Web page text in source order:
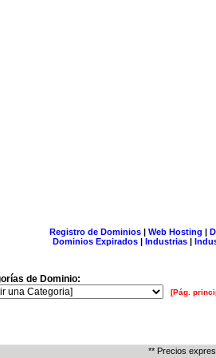
Registro de Dominios| Web Hosting |
Dominios Expirados | Industrias |
de Dominio:
[Pág.
** Precios